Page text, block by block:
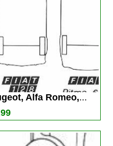
Alfa Romeo,...